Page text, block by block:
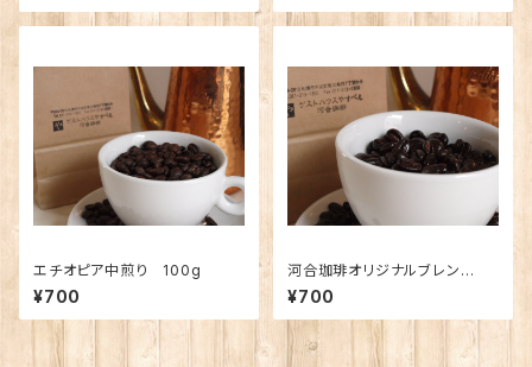
エチオピア中煎り 100g
¥700
河合珈琲オリジナルブレン
ド 〜大地〜 100g
¥700